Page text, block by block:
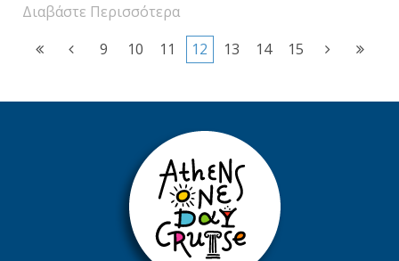
Διαβάστε Περισσότερα
9
10 11 12 13 14 15